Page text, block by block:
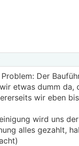
Der
etwas dumm da,
wir eben
wird uns
alles gezahlt,